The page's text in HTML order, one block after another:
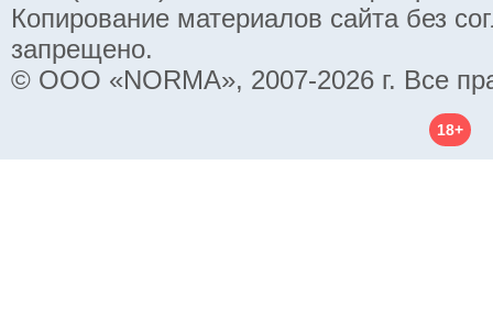
Копирование материалов сайта без
запрещено.
© ООО «NORMA», 2007-2026 г. Все
18+